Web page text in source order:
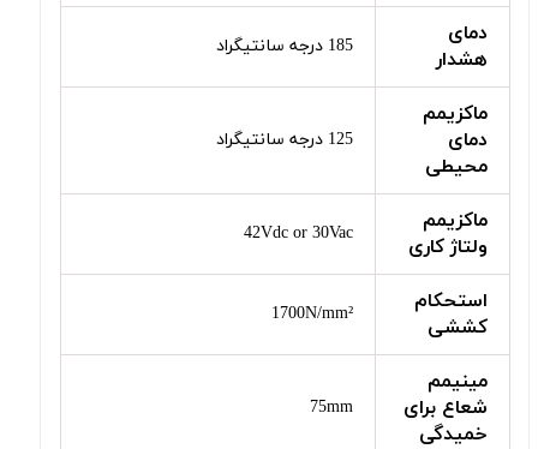
دمای
هشدار
185 درجه سانتیگراد
ماکزیمم
دمای
محیطی
125 درجه سانتیگراد
ماکزیمم
ولتاژ کاری
42Vdc or 30Vac
استحکام
کششی
1700N/mm²
مینیمم
شعاع برای
خمیدگی
75mm